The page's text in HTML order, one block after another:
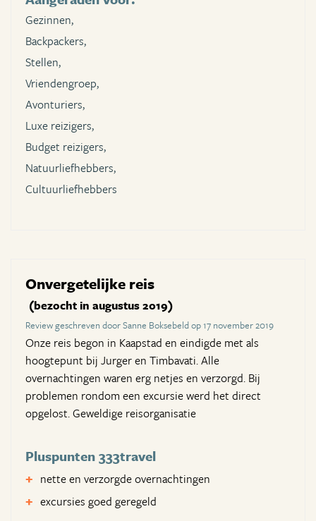
Gezinnen,
Backpackers,
Stellen,
Vriendengroep,
Avonturiers,
Luxe reizigers,
Budget reizigers,
Natuurliefhebbers,
Cultuurliefhebbers
Onvergetelijke reis
(bezocht in augustus 2019)
Review geschreven door Sanne Boksebeld op 17 november 2019
Onze reis begon in Kaapstad en eindigde met als
hoogtepunt bij Jurger en Timbavati. Alle
overnachtingen waren erg netjes en verzorgd. Bij
problemen rondom een excursie werd het direct
opgelost. Geweldige reisorganisatie
Pluspunten 333travel
nette en verzorgde overnachtingen
excursies goed geregeld